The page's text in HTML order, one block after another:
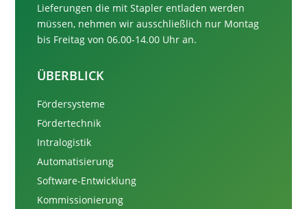
Lieferungen die mit Stapler entladen werden
müssen, nehmen wir ausschließlich nur Montag
bis Freitag von 06.00-14.00 Uhr an.
ÜBERBLICK
Fördersysteme
Fördertechnik
Intralogistik
Automatisierung
Software-Entwicklung
Kommissionierung